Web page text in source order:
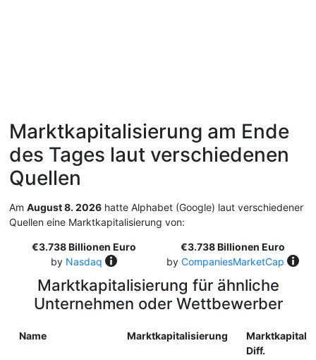
Marktkapitalisierung am Ende
des Tages laut verschiedenen
Quellen
Am August 8. 2026 hatte Alphabet (Google) laut verschiedener
Quellen eine Marktkapitalisierung von:
€3.738 Billionen Euro
by Nasdaq
€3.738 Billionen Euro
by CompaniesMarketCap
Marktkapitalisierung für ähnliche
Unternehmen oder Wettbewerber
Name Marktkapitalisierung
Diff.